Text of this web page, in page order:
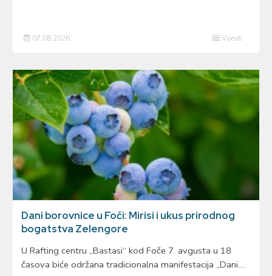
07.08.2026 Vijesti
Dani borovnice u Foči: Mirisi i ukus prirodnog
bogatstva Zelengore
U Rafting centru „Bastasi“ kod Foče 7. avgusta u 18
časova biće održana tradicionalna manifestacija „Dani…